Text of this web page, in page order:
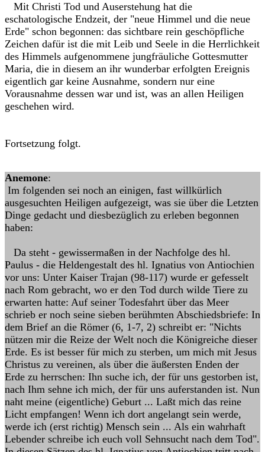
Mit Christi Tod und Auserstehung hat die
eschatologische Endzeit, der "neue Himmel und die neue
Erde" schon begonnen: das sichtbare rein geschöpfliche
Zeichen dafür ist die mit Leib und Seele in die Herrlichkeit
des Himmels aufgenommene jungfräuliche Gottesmutter
Maria, die in diesem an ihr wunderbar erfolgten Ereignis
eigentlich gar keine Ausnahme, sondern nur eine
Vorausnahme dessen war und ist, was an allen Heiligen
geschehen wird.
Fortsetzung folgt.
Anemone:
Im folgenden sei noch an einigen, fast willkürlich
ausgesuchten Heiligen aufgezeigt, was sie über die Letzten
Dinge gedacht und diesbezüglich zu erleben begonnen
haben:
Da steht - gewissermaßen in der Nachfolge des hl.
Paulus - die Heldengestalt des hl. Ignatius von Antiochien
vor uns: Unter Kaiser Trajan (98-117) wurde er gefesselt
nach Rom gebracht, wo er den Tod durch wilde Tiere zu
erwarten hatte: Auf seiner Todesfahrt über das Meer
schrieb er noch seine sieben berühmten Abschiedsbriefe: In
dem Brief an die Römer (6, 1-7, 2) schreibt er: "Nichts
nützen mir die Reize der Welt noch die Königreiche dieser
Erde. Es ist besser für mich zu sterben, um mich mit Jesus
Christus zu vereinen, als über die äußersten Enden der
Erde zu herrschen: Ihn suche ich, der für uns gestorben ist,
nach Ihm sehne ich mich, der für uns auferstanden ist. Nun
naht meine (eigentliche) Geburt ... Laßt mich das reine
Licht empfangen! Wenn ich dort angelangt sein werde,
werde ich (erst richtig) Mensch sein ... Als ein wahrhaft
Lebender schreibe ich euch voll Sehnsucht nach dem Tod".